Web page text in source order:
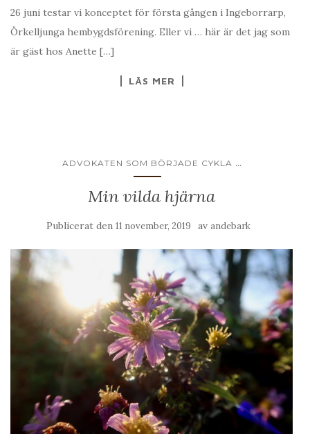
26 juni testar vi konceptet för första gången i Ingeborrarp,
Örkelljunga hembygdsförening. Eller vi … här är det jag som
är gäst hos Anette […]
LÄS MER
ADVOKATEN SOM BÖRJADE CYKLA ...
Min vilda hjärna
Publicerat den 11 november, 2019 av andebark